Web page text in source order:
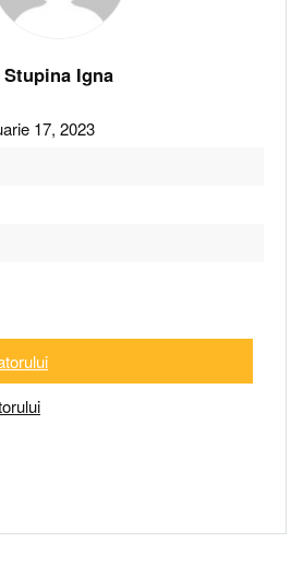
Stupina Igna
17, 2023